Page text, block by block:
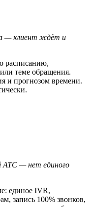
— клиент ждёт и
расписанию,
теме обращения.
и прогнозом времени.
АТС — нет единого
единое IVR,
запись 100% звонков,